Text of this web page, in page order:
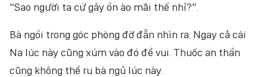
“Sao người ta cứ gây ồn ào mãi thế nhỉ?”.
Bà ngồi trong góc phòng đờ đẫn nhìn ra. Ngay cả cái
Na lúc này cũng xúm vào đó để vui. Thuốc an thần
cũng không thể ru bà ngủ lúc này.